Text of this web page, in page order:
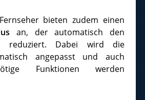
bieten zudem einen
an, der automatisch den
reduziert. Dabei wird die
angepasst und auch
Funktionen werden